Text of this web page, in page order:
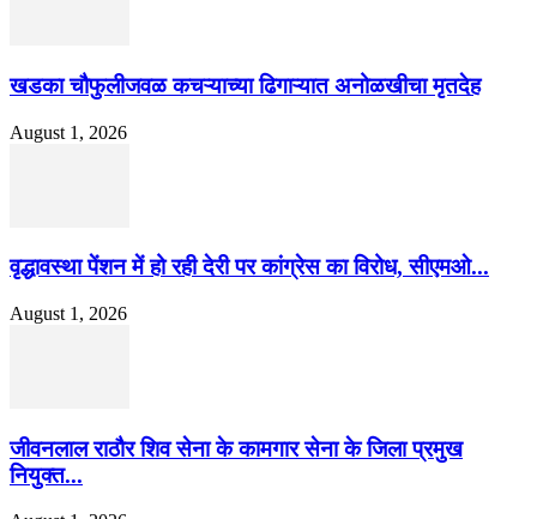
खडका चौफुलीजवळ कचऱ्याच्या ढिगाऱ्यात अनोळखीचा मृतदेह
August 1, 2026
वृद्धावस्था पेंशन में हो रही देरी पर कांग्रेस का विरोध, सीएमओ...
August 1, 2026
जीवनलाल राठौर शिव सेना के कामगार सेना के जिला प्रमुख
नियुक्त...